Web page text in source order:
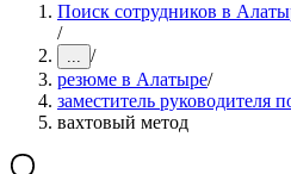
Поиск сотрудников в
/
... /
резюме в Алатыре/
заместитель руководителя
вахтовый метод